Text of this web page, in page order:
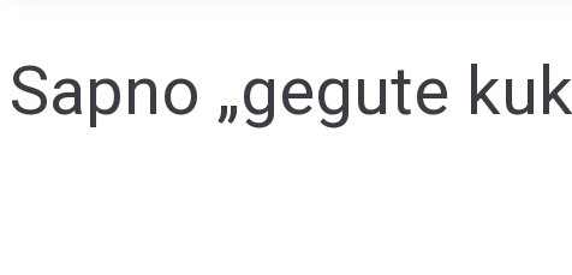
Sapno „gegute